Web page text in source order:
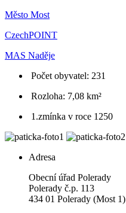
Město Most
CzechPOINT
MAS Naděje
Počet obyvatel: 231
Rozloha: 7,08 km²
1.zmínka v roce 1250
Adresa
Obecní úřad Polerady
Polerady č.p. 113
434 01 Polerady (Most 1)